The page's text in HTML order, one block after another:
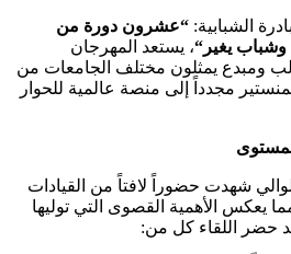
الشبابية: “عشرون دورة من
يغير “، يستعد المهرجان
أكثر من 400 طالب ومبدع يمثلون مختلف الجامعات من
مجدداً إلى منصة عالمية للحوار
شهدت حضوراً لافتاً من القيادات
مما يعكس الأهمية القصوى التي توليها
حضر اللقاء كل من: